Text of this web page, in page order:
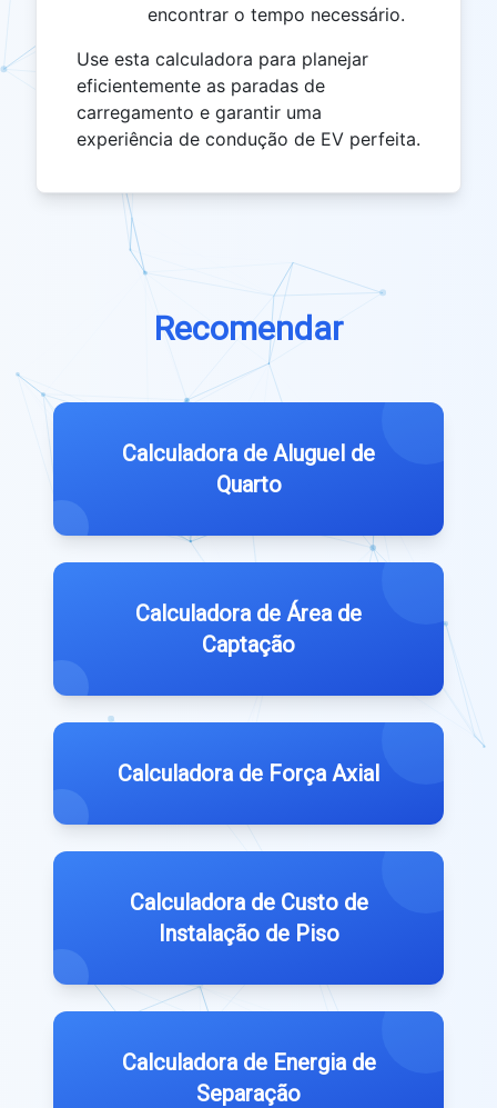
encontrar o tempo necessário.
Use esta calculadora para planejar
eficientemente as paradas de
carregamento e garantir uma
experiência de condução de EV perfeita.
Recomendar
Calculadora de Aluguel de
Quarto
Calculadora de Área de
Captação
Calculadora de Força Axial
Calculadora de Custo de
Instalação de Piso
Calculadora de Energia de
Separação